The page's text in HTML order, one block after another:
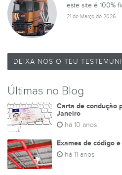
este site é 100%
21 de Março de 2026
DEIXA-NOS O TEU
Últimas no Blog
Carta de condução
Janeiro
há 10 anos
Exames de código
há 11 anos